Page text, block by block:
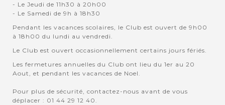
- Le Jeudi de 11h30 à 20h00
- Le Samedi de 9h à 18h30
Pendant les vacances scolaires, le Club est ouvert de 9h00
à 18h00 du lundi au vendredi.
Le Club est ouvert occasionnellement certains jours fériés.
Les fermetures annuelles du Club ont lieu du 1er au 20
Aout, et pendant les vacances de Noel.
Pour plus de sécurité, contactez-nous avant de vous
déplacer : 01 44 29 12 40.